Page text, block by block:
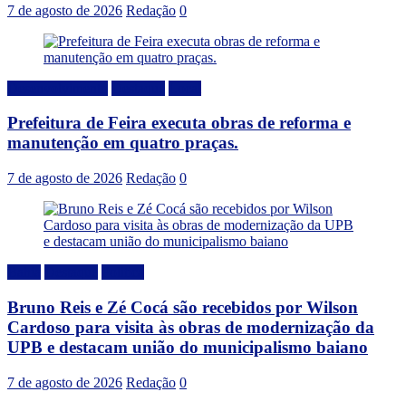
7 de agosto de 2026 Redação 0
Prefeitura de Feira executa obras de reforma e
manutenção em quatro praças.
7 de agosto de 2026 Redação 0
Bruno Reis e Zé Cocá são recebidos por Wilson
Cardoso para visita às obras de modernização da
UPB e destacam união do municipalismo baiano
7 de agosto de 2026 Redação 0